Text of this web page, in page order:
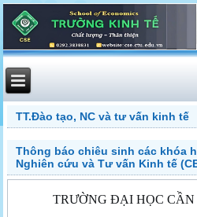
TT.Đào tạo, NC và tư vấn kinh tế
Thông báo chiêu sinh các khóa
Nghiên cứu và Tư vấn Kinh tế
TRƯỜNG ĐẠI HỌC CẦN